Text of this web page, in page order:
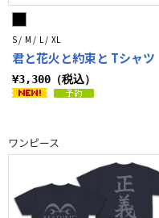
S / M / L / XL
君と花火と約束と Tシャツ
¥3,300（税込）
ワンピース